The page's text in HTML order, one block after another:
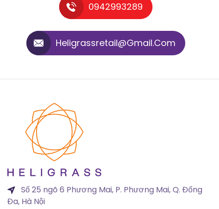
0942993289
Heligrassretail@gmail.com
Số 25 ngõ 6 Phương Mai, P. Phương Mai, Q. Đống
Đa, Hà Nội